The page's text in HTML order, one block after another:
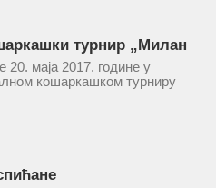
турнир „Милан
20. маја 2017.
маја 2017. године у
кошаркашком турниру
и прошле године,
Осика, Плашког, као и
из...